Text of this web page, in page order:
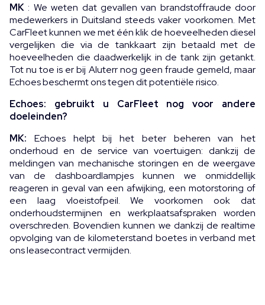
MK : We weten dat gevallen van brandstoffraude door
medewerkers in Duitsland steeds vaker voorkomen. Met
CarFleet kunnen we met één klik de hoeveelheden diesel
vergelijken die via de tankkaart zijn betaald met de
hoeveelheden die daadwerkelijk in de tank zijn getankt.
Tot nu toe is er bij Aluterr nog geen fraude gemeld, maar
Echoes beschermt ons tegen dit potentiële risico.
Echoes: gebruikt u CarFleet nog voor andere
doeleinden?
MK: Echoes helpt bij het beter beheren van het
onderhoud en de service van voertuigen: dankzij de
meldingen van mechanische storingen en de weergave
van de dashboardlampjes kunnen we onmiddellijk
reageren in geval van een afwijking, een motorstoring of
een laag vloeistofpeil. We voorkomen ook dat
onderhoudstermijnen en werkplaatsafspraken worden
overschreden. Bovendien kunnen we dankzij de realtime
opvolging van de kilometerstand boetes in verband met
ons leasecontract vermijden.